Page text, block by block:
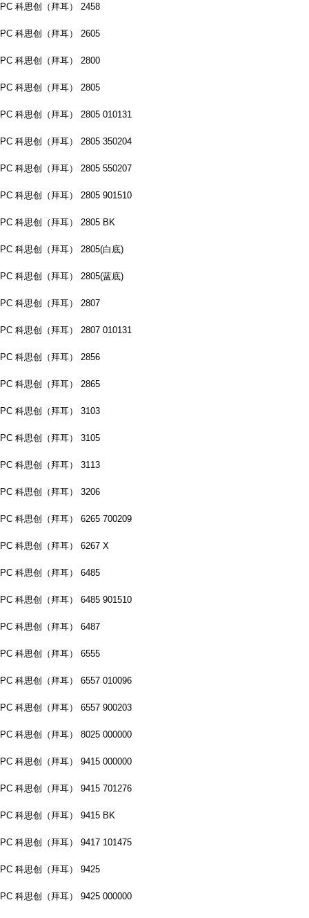
PC 科思创（拜耳） 2458
PC 科思创（拜耳） 2605
PC 科思创（拜耳） 2800
PC 科思创（拜耳） 2805
PC 科思创（拜耳） 2805 010131
PC 科思创（拜耳） 2805 350204
PC 科思创（拜耳） 2805 550207
PC 科思创（拜耳） 2805 901510
PC 科思创（拜耳） 2805 BK
PC 科思创（拜耳） 2805(白底)
PC 科思创（拜耳） 2805(蓝底)
PC 科思创（拜耳） 2807
PC 科思创（拜耳） 2807 010131
PC 科思创（拜耳） 2856
PC 科思创（拜耳） 2865
PC 科思创（拜耳） 3103
PC 科思创（拜耳） 3105
PC 科思创（拜耳） 3113
PC 科思创（拜耳） 3206
PC 科思创（拜耳） 6265 700209
PC 科思创（拜耳） 6267 X
PC 科思创（拜耳） 6485
PC 科思创（拜耳） 6485 901510
PC 科思创（拜耳） 6487
PC 科思创（拜耳） 6555
PC 科思创（拜耳） 6557 010096
PC 科思创（拜耳） 6557 900203
PC 科思创（拜耳） 8025 000000
PC 科思创（拜耳） 9415 000000
PC 科思创（拜耳） 9415 701276
PC 科思创（拜耳） 9415 BK
PC 科思创（拜耳） 9417 101475
PC 科思创（拜耳） 9425
PC 科思创（拜耳） 9425 000000